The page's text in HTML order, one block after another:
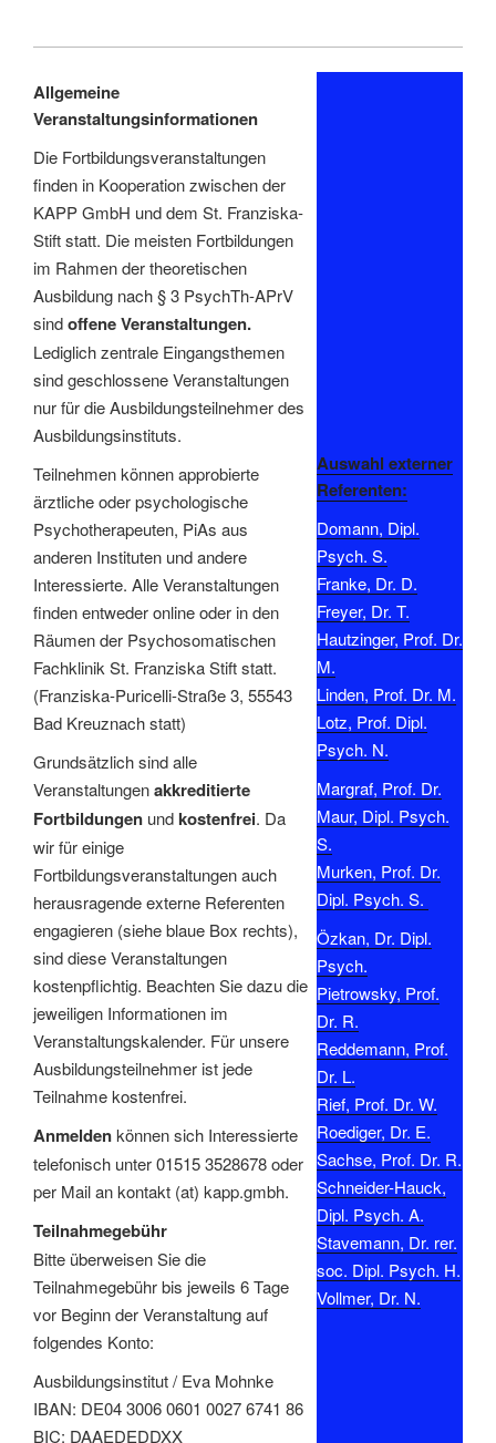
Allgemeine
Veranstaltungsinformationen
Die Fortbildungsveranstaltungen
finden in Kooperation zwischen der
KAPP GmbH und dem St. Franziska-
Stift statt. Die meisten Fortbildungen
im Rahmen der theoretischen
Ausbildung nach § 3 PsychTh-APrV
sindoffene Veranstaltungen.
Lediglich zentrale Eingangsthemen
sind geschlossene Veranstaltungen
nur für die Ausbildungsteilnehmer des
Ausbildungsinstituts.
Teilnehmen können approbierte
ärztliche oder psychologische
Psychotherapeuten, PiAs aus
anderen Instituten und andere
Interessierte. Alle Veranstaltungen
finden entweder online oder in den
Räumen der Psychosomatischen
Fachklinik St. Franziska Stift statt.
(Franziska-Puricelli-Straße 3, 55543
Bad Kreuznach statt)
Grundsätzlich sind alle
Veranstaltungenakkreditierte
Fortbildungen undkostenfrei. Da
wir für einige
Fortbildungsveranstaltungen auch
herausragende externe Referenten
engagieren (siehe blaue Box rechts),
sind diese Veranstaltungen
kostenpflichtig. Beachten Sie dazu die
jeweiligen Informationen im
Veranstaltungskalender. Für unsere
Ausbildungsteilnehmer ist jede
Teilnahme kostenfrei.
Anmeldenkönnen sich Interessierte
telefonisch unter 01515 3528678 oder
per Mail an kontakt (at) kapp.gmbh.
Teilnahmegebühr
Bitte überweisen Sie die
Teilnahmegebühr bis jeweils 6 Tage
vor Beginn der Veranstaltung auf
folgendes Konto:
Ausbildungsinstitut / Eva Mohnke
IBAN: DE04 3006 0601 0027 6741 86
BIC: DAAEDEDDXX
Auswahl externer
Referenten:
Domann, Dipl.
Psych. S.
Franke, Dr. D.
Freyer, Dr. T.
Hautzinger, Prof. Dr.
M.
Linden, Prof. Dr. M.
Lotz, Prof. Dipl.
Psych. N.
Margraf, Prof. Dr.
Maur, Dipl. Psych.
S.
Murken, Prof. Dr.
Dipl. Psych. S.
Özkan, Dr. Dipl.
Psych.
Pietrowsky, Prof.
Dr. R.
Reddemann, Prof.
Dr. L.
Rief, Prof. Dr. W.
Roediger, Dr. E.
Sachse, Prof. Dr. R.
Schneider-Hauck,
Dipl. Psych. A.
Stavemann, Dr. rer.
soc. Dipl. Psych. H.
Vollmer, Dr. N.